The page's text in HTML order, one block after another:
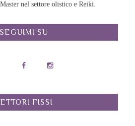
nel settore olistico e Reiki.
SEGUIMI SU
FISSI